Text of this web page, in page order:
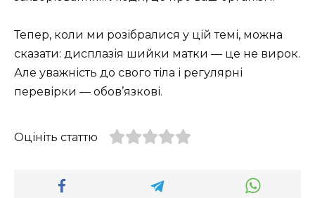
Тепер, коли ми розібралися у цій темі, можна
сказати: дисплазія шийки матки — це не вирок.
Але уважність до свого тіла і регулярні
перевірки — обов’язкові.
Оцініть статтю